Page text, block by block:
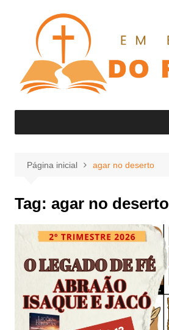
conteúdo
Página inicial agar no deserto
Tag: agar no deserto